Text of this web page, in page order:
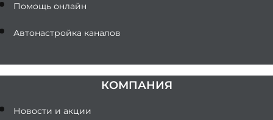
Помощь онлайн
Автонастройка каналов
КОМПАНИЯ
Новости и акции